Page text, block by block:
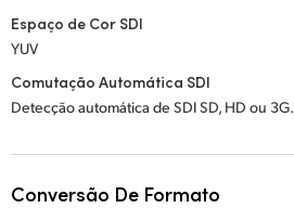
Espaço de Cor SDI
YUV
Comutação Automática SDI
Detecção automática de SDI SD, HD ou 3G.
Conversão De Formato